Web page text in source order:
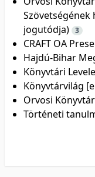
Szövetségének
jogutódja) 3
CRAFT OA
Hajdú-Bihar
Könyvtári
Könyvtárvilág
Orvosi
Történeti